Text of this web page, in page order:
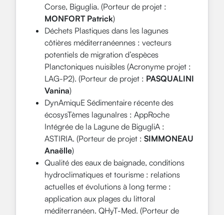
Corse, Biguglia. (Porteur de projet :
MONFORT Patrick)
Déchets Plastiques dans les lagunes
côtières méditerranéennes : vecteurs
potentiels de migration d’espèces
Planctoniques nuisibles (Acronyme projet :
LAG-P2). (Porteur de projet : PASQUALINI
Vanina)
DynAmiquE Sédimentaire récente des
écosysTèmes lagunaIres : AppRoche
Intégrée de la Lagune de BigugliA :
ASTIRIA. (Porteur de projet : SIMMONEAU
Anaëlle)
Qualité des eaux de baignade, conditions
hydroclimatiques et tourisme : relations
actuelles et évolutions à long terme :
application aux plages du littoral
méditerranéen. QHyT-Med. (Porteur de